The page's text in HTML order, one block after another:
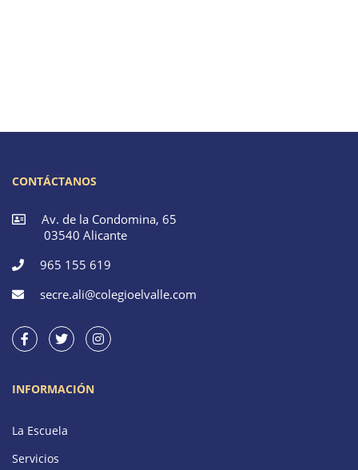
CONTÁCTANOS
Av. de la Condomina, 65
03540 Alicante
965 155 619
secre.ali@colegioelvalle.com
INFORMACIÓN
La Escuela
Servicios